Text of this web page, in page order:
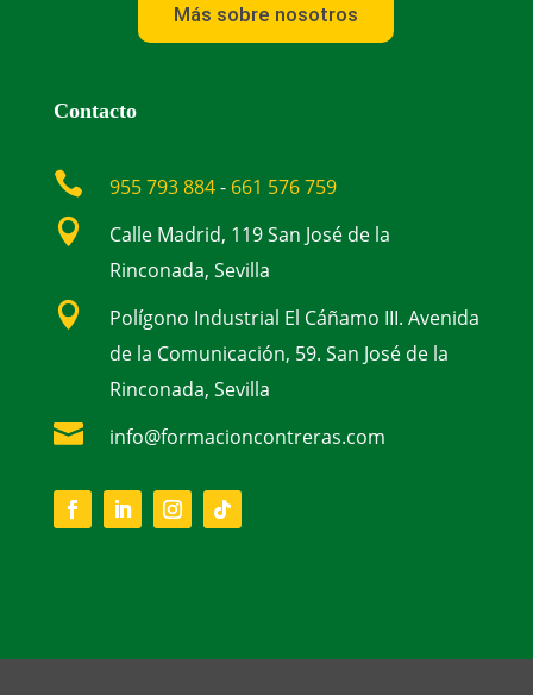
Más sobre nosotros
Contacto
 955 793 884- 661 576 759

Calle Madrid, 119 San José de la
Rinconada, Sevilla

Polígono Industrial El Cáñamo III. Avenida
de la Comunicación, 59. San José de la
Rinconada, Sevilla
 info@formacioncontreras.com